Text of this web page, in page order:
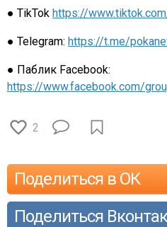
● TikTok https://
● Telegram: https://t.me/
● Паблик Facebook:
https://www.facebook.com/
2
Поделиться в ОК
Поделиться